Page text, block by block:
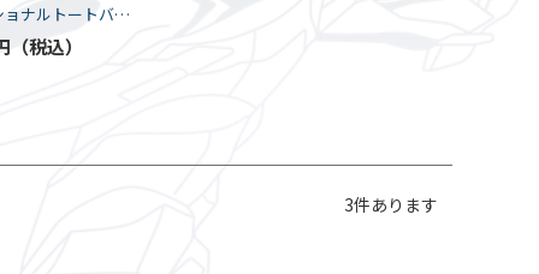
ナルトートバッ
3件あります